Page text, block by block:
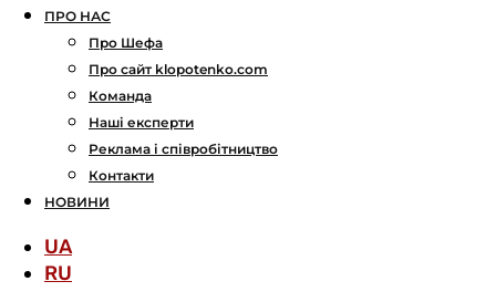
ПРО НАС
Про Шефа
Про сайт klopotenko.com
Команда
Наші експерти
Реклама і співробітництво
Контакти
НОВИНИ
UA
RU